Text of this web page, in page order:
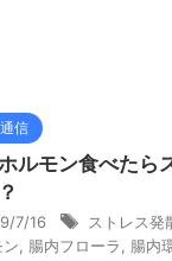
信
ルモン食べたら
7/16 ストレス発
腸内フローラ 腸内